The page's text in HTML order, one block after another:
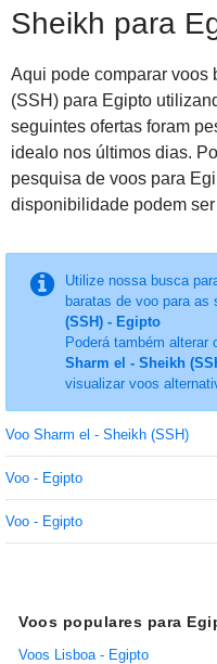
Sheikh para
Aqui pode comparar voos
(SSH) para Egipto
seguintes ofertas foram
idealo nos últimos dias.
pesquisa de voos para
disponibilidade podem
Utilize nossa busca
baratas de voo para as
(SSH) - Egipto
Poderá também alterar
Sharm el - Sheikh
visualizar voos
Voo Sharm el - Sheikh (SSH)
Voo - Egipto
Voo - Egipto
Voos populares para
Voos Lisboa - Egipto